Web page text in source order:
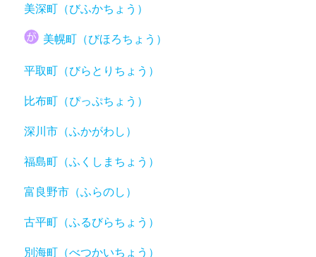
美深町（びふかちょう）
美幌町（びほろちょう）
平取町（びらとりちょう）
比布町（ぴっぷちょう）
深川市（ふかがわし）
福島町（ふくしまちょう）
富良野市（ふらのし）
古平町（ふるびらちょう）
別海町（べつかいちょう）